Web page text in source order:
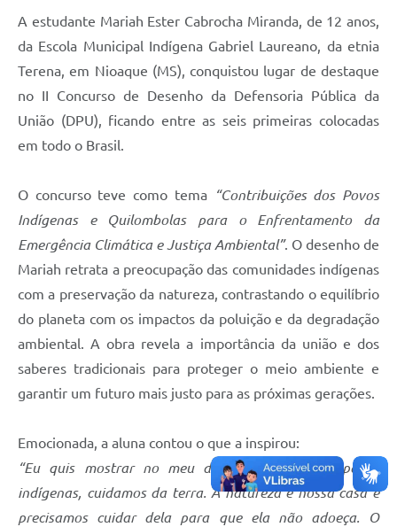
A estudante Mariah Ester Cabrocha Miranda, de 12 anos,
da Escola Municipal Indígena Gabriel Laureano, da etnia
Terena, em Nioaque (MS), conquistou lugar de destaque
no II Concurso de Desenho da Defensoria Pública da
União (DPU), ficando entre as seis primeiras colocadas
em todo o Brasil.
O concurso teve como tema
“Contribuições dos Povos
Indígenas e Quilombolas para o Enfrentamento da
Emergência Climática e Justiça Ambiental”. O desenho de
Mariah retrata a preocupação das comunidades indígenas
com a preservação da natureza, contrastando o equilíbrio
do planeta com os impactos da poluição e da degradação
ambiental. A obra revela a importância da união e dos
saberes tradicionais para proteger o meio ambiente e
garantir um futuro mais justo para as próximas gerações.
Emocionada, a aluna contou o que a inspirou:
“Eu quis mostrar no meu desenho como nós, povos
indígenas, cuidamos da terra. A natureza é nossa casa e
precisamos cuidar dela para que ela não adoeça. O